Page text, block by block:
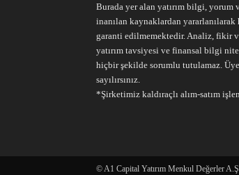
Burada yer alan yatırım bilgi, yorum
inanılan kaynaklardan
garanti edilmemektedir. Analiz, fikir
yatırım tavsiyesi ve finansal bilgi
hiçbir şekilde sorumlu tutulamaz.
sayılırsınız.
*Şirketimiz kaldıraçlı alım-satım
© A1 Capital Yatırım Menkul Değerler A.Ş.